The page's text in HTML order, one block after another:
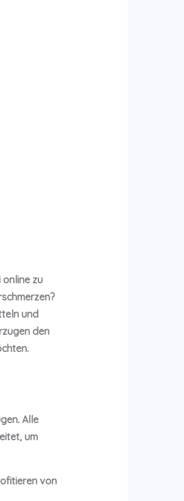
zu
und
den
Alle
um
von